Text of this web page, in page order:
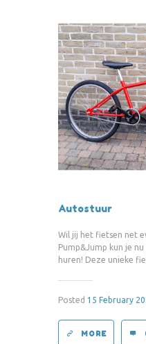
Autostuur
Wil jij het fietsen net
Pump&Jump kun je
huren! Deze unieke
Posted 15 February
MORE